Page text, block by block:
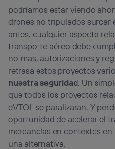
podríamos estar viendo
drones no tripulados surcar
antes, cualquier aspecto
transporte aéreo debe
normas, autorizaciones y
retrasa estos proyectos
nuestra seguridad. Un
que todos los proyectos
eVTOL se paralizaran. Y
oportunidad de acelerar el
mercancías en contextos
una alternativa.